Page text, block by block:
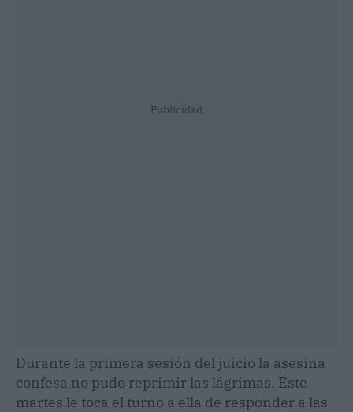
Publicidad
Durante la primera sesión del juicio la asesina
confesa no pudo reprimir las lágrimas. Este
martes le toca el turno a ella de responder a las